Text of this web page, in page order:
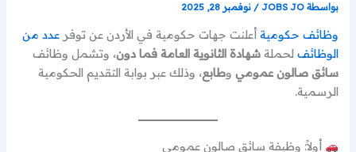
بواسطة JOBS JO
/نوفمبر 28, 2025
وظائف حكومية أعلنت جهات حكومية في الأردن عن توفرعدد من
الوظائف لحملةشهادة الثانوية العامة فما دون، وتشمل وظائف
سائق صالون عمومي وطابع، وذلك عبر بوابة التقديم الحكومية
الرسمية.
أولاً: وظيفة سائق صالون عمومي